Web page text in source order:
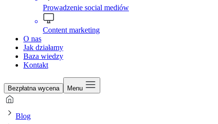
Prowadzenie social mediów
Content marketing
O nas
Jak działamy
Baza wiedzy
Kontakt
Bezpłatna wycena Menu
Blog